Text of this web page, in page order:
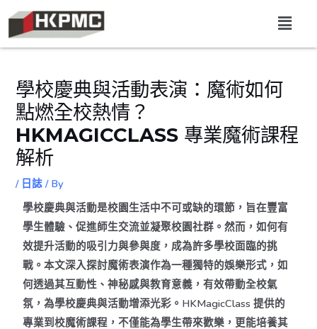
學校慶典與活動表演：魔術如何
點燃全校熱情？
HKMAGICCLASS 專業魔術課程
解析
/ 日誌 / By
學校慶典與活動是校園生活中不可或缺的環節，旨在豐富
學生體驗、促進師生交流並凝聚校園社群。然而，如何有
效提升活動的吸引力與參與度，成為許多學校面臨的挑
戰。本文深入探討魔術表演作為一種獨特的娛樂形式，如
何透過其互動性、神秘感與教育意義，有效帶動全校氣
氛，為學校慶典與活動增添光彩。HKMagicClass 提供的
專業到校魔術課程，不僅能為學生帶來歡樂，更能培養其